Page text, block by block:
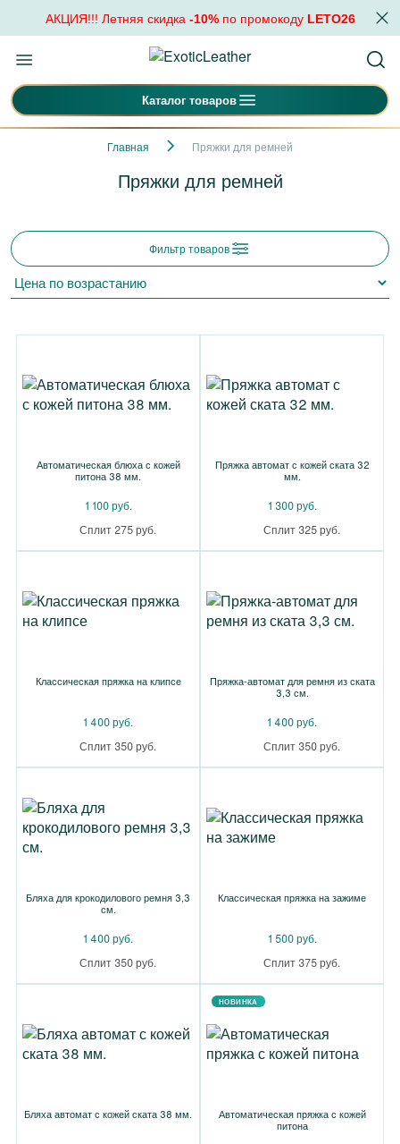
АКЦИЯ!!! Летняя скидка -10%по промокоду LETO26
Каталог товаров
Главная Пряжки для ремней
Пряжки для ремней
Фильтр товаров
Автоматическая блюха с кожей
питона 38 мм.
1 100 руб.
Сплит 275 руб.
Пряжка автомат с кожей ската 32
мм.
1 300 руб.
Сплит 325 руб.
Классическая пряжка на клипсе
1 400 руб.
Сплит 350 руб.
Пряжка-автомат для ремня из ската
3,3 см.
1 400 руб.
Сплит 350 руб.
Бляха для крокодилового ремня 3,3
см.
1 400 руб.
Сплит 350 руб.
Классическая пряжка на зажиме
1 500 руб.
Сплит 375 руб.
Бляха автомат с кожей ската 38 мм.
НОВИНКА
Автоматическая пряжка с кожей
питона